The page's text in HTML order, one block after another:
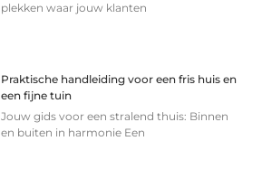
plekken waar jouw klanten
Praktische handleiding voor een fris huis en
een fijne tuin
Jouw gids voor een stralend thuis: Binnen
en buiten in harmonie Een